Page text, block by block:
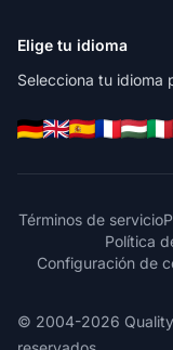
Elige tu idioma
Selecciona tu idioma
Términos de servicio
Política
Configuración de
© 2004-2026 Quality